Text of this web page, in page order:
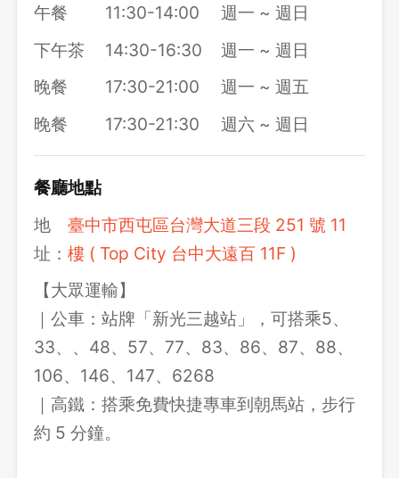
午餐
11:30-14:00
週一 ~ 週日
下午茶
14:30-16:30
週一 ~ 週日
晚餐
17:30-21:00
週一 ~ 週五
晚餐
17:30-21:30 週六 ~ 週日
餐廳地點
地
址：
臺中市西屯區台灣大道三段 251 號 11
樓 ( Top City 台中大遠百 11F )
【大眾運輸】
｜公車：站牌「新光三越站」，可搭乘5、
33、、48、57、77、83、86、87、88、
106、146、147、6268
｜高鐵：搭乘免費快捷專車到朝馬站，步行
約 5 分鐘。